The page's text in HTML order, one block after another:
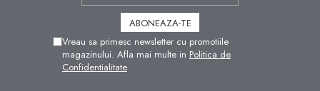
Vreau sa primesc newsletter cu promotiile
magazinului. Afla mai multe in Politica de
Confidentialitate